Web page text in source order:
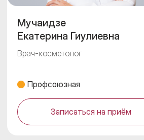
Мучаидзе
Екатерина Гиулиевна
Врач-косметолог
Профсоюзная
Записаться на приём